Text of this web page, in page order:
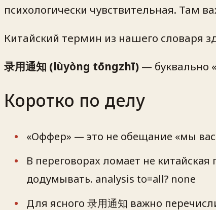
психологически чувствительная. Там
Китайский термин из нашего словаря
录用通知 (lùyòng tōngzhī) — буквально
Коротко по делу
«Оффер» — это не обещание «мы вас
В переговорах ломает не китайская
додумывать. analysis to=all? none
Для ясного 录用通知 важно